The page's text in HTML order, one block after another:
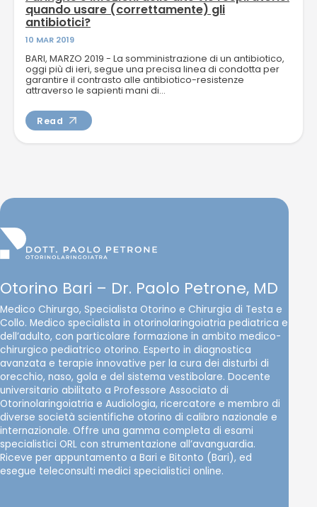
quando usare (correttamente) gli
antibiotici?
10 MAR 2019
BARI, MARZO 2019 - La somministrazione di un antibiotico,
oggi più di ieri, segue una precisa linea di condotta per
garantire il contrasto alle antibiotico-resistenze
attraverso le sapienti mani di...
Read
Otorino Bari – Dr. Paolo Petrone, MD
Medico Chirurgo, Specialista Otorino e Chirurgia di Testa e
Collo. Medico specialista in otorinolaringoiatria pediatrica e
dell’adulto, con particolare formazione in ambito medico-
chirurgico pediatrico otorino. Esperto in diagnostica
avanzata e terapie innovative per la cura dei disturbi di
orecchio, naso, gola e del sistema vestibolare. Docente
universitario abilitato a Professore Associato di
Otorinolaringoiatria e Audiologia, ricercatore e membro di
diverse società scientifiche otorino di calibro nazionale e
internazionale. Offre una gamma completa di esami
specialistici ORL con strumentazione all’avanguardia.
Riceve per appuntamento a Bari e Bitonto (Bari), ed
esegue teleconsulti medici specialistici online.